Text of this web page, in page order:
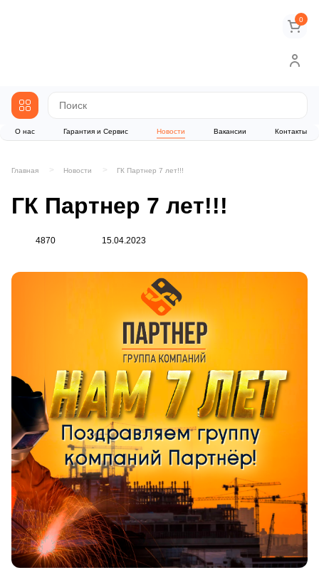
0
О нас Гарантия и Сервис Новости Вакансии Контакты
Главная Новости ГК Партнер 7 лет!!!
ГК Партнер 7 лет!!!
4870 15.04.2023